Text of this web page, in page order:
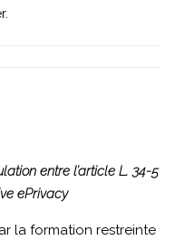
entre l’article L. 34-5
ePrivacy
la formation restreinte